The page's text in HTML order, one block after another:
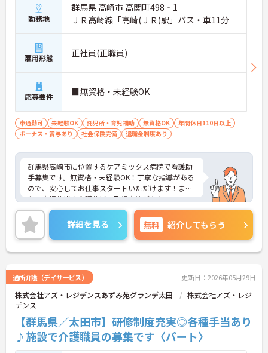
勤務地
群馬県 高崎市 高関町498‐1
ＪＲ高崎線「高崎(ＪＲ)駅」バス・車11分
雇用形態 正社員(正職員)
応募要件 ■無資格・未経験OK
車通勤可 未経験OK 託児所・育児補助 無資格OK
年間休日110日以上
ボーナス・賞与あり
社会保険完備 退職金制度あり
群馬県高崎市に位置するケアミックス病院で看護助
手募集です。無資格・未経験OK！丁寧な指導がある
ので、安心してお仕事スタートいただけます！ま
た、育児休業や介護休業の取得実績があり、ライフ
ステージに変化があった際も安心です◎ご興味のあ
る方はご面接のポイントお伝えしますのでご気軽に
お問い合わせください。
詳細を見る 無料 紹介してもらう
通所介護（デイサービス） 更新日：2026年05月29日
株式会社アズ・レジデンスあずみ苑グランデ太田
株式会社アズ・レジ
デンス
【群馬県／太田市】研修制度充実◎各種手当あり
♪施設で介護職員の募集です〈パート〉